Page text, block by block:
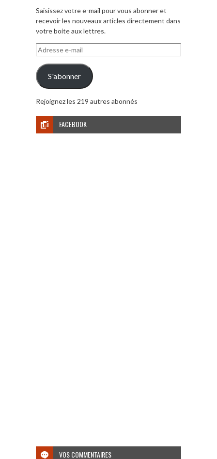
Saisissez votre e-mail pour vous abonner et
recevoir les nouveaux articles directement dans
votre boite aux lettres.
Adresse
e-
mail
S'abonner
Rejoignez les 219 autres abonnés
FACEBOOK
VOS COMMENTAIRES